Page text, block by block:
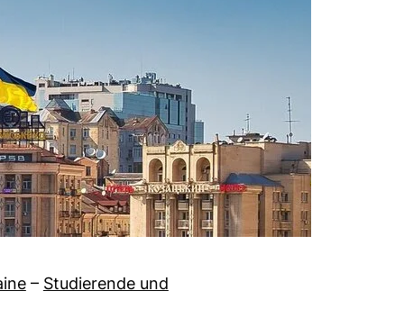
– Studierende und